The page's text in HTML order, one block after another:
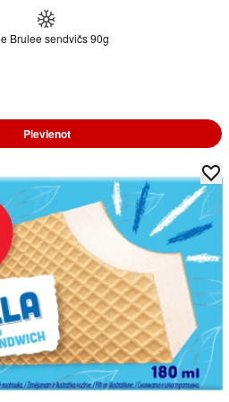
Brulee sendvičs 90g
Pievienot